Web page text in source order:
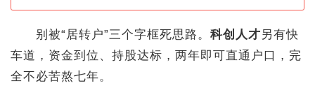
别被“居转户”三个字框死思路。 科创人才另有快
车道，资金到位、持股达标，两年即可直通户口，完
全不必苦熬七年。